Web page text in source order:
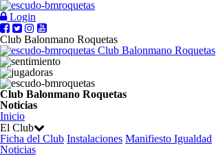
Login
Club Balonmano Roquetas
Club Balonmano Roquetas
Club Balonmano Roquetas
Noticias
Inicio
El Club
Ficha del Club Instalaciones Manifiesto Igualdad
Noticias